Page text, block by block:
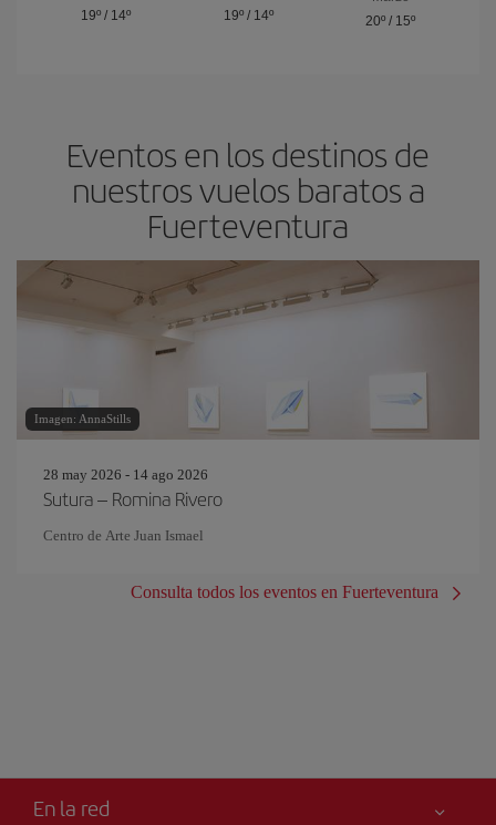
19º/ 14º
19º/ 14º
20º / 15º
Eventos en los destinos de
nuestros vuelos baratos a
Fuerteventura
Imagen: AnnaStills
28 may 2026 - 14 ago 2026
Sutura – Romina Rivero
Centro de Arte Juan Ismael
Consulta todos los eventos en Fuerteventura
En la red